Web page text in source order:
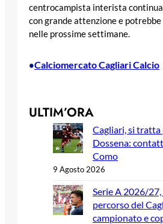
centrocampista interista
con grande attenzione e
nelle prossime settimane.
•Calciomercato Cagliari Calcio
ULTIM’ORA
Cagliari, si
Dossena:
Como
9 Agosto 2026
Serie A 2026/
percorso del
campionato e